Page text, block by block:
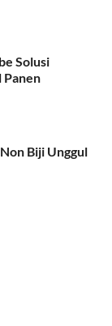
Solusi
Panen
Biji Unggul